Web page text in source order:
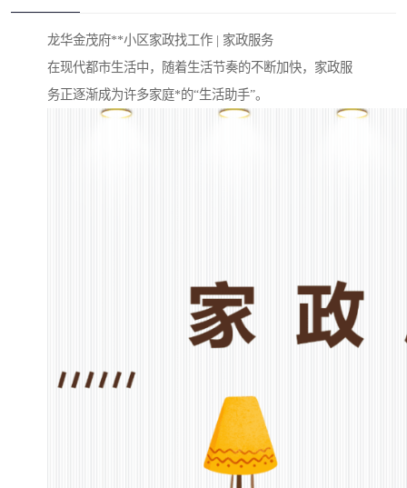
龙华金茂府**小区家政找工作 | 家政服务
在现代都市生活中，随着生活节奏的不断加快，家政服
务正逐渐成为许多家庭*的“生活助手”。